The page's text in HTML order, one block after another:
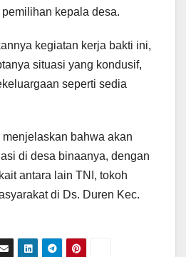
kepala desa.
kegiatan kerja bakti ini,
situasi yang kondusif,
seperti sedia
bahwa akan
di desa binaanya, dengan
antara lain TNI, tokoh
di Ds. Duren Kec.